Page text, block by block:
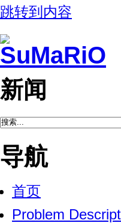
跳转到内容
新闻
导航
首页
Problem